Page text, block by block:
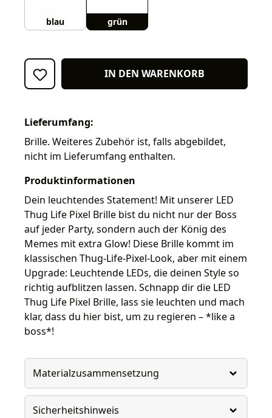
blau grün
IN DEN WARENKORB
Lieferumfang:
Brille. Weiteres Zubehör ist, falls abgebildet,
nicht im Lieferumfang enthalten.
Produktinformationen
Dein leuchtendes Statement! Mit unserer LED
Thug Life Pixel Brille bist du nicht nur der Boss
auf jeder Party, sondern auch der König des
Memes mit extra Glow! Diese Brille kommt im
klassischen Thug-Life-Pixel-Look, aber mit einem
Upgrade: Leuchtende LEDs, die deinen Style so
richtig aufblitzen lassen. Schnapp dir die LED
Thug Life Pixel Brille, lass sie leuchten und mach
klar, dass du hier bist, um zu regieren – *like a
boss*!
Materialzusammensetzung
Sicherheitshinweis